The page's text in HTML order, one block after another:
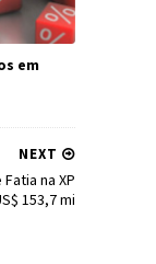
em
NEXT
na XP
153,7 mi